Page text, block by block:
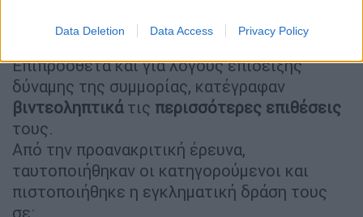
Data Deletion Data Access Privacy Policy
δράση τους άκρως επικίνδυνη.
Επιπρόσθετα και για λόγους επίδειξης
δύναμης της συμμορίας, κατέγραφαν
βιντεοληπτικάτις περισσότερες επιθέσεις
τους.
Από την προανακριτική έρευνα,
ταυτοποιήθηκαν οι κατηγορούμενοι και
πιστοποιήθηκε η εγκληματική δράση τους
σε: